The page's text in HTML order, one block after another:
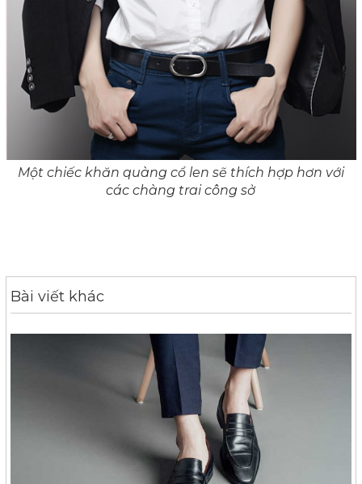
Một chiếc khăn quàng cổ len sẽ thích hợp hơn với
các chàng trai công sở
Bài viết khác